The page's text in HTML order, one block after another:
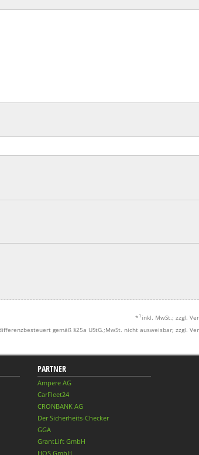
* 1 inkl. MwSt.; zzgl.
gemäß §25a UStG.;MwSt. nicht ausweisbar; zzgl.
PARTNER
Ampere AG
CarFleet24
CRONBANK AG
Der Sicherheits-Checker
GGA
GrantLift GmbH
HQS GmbH